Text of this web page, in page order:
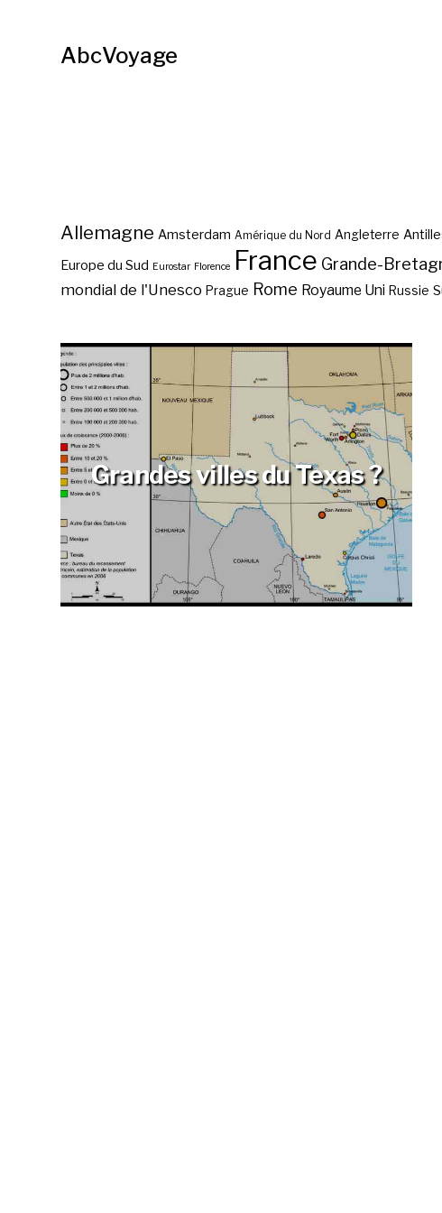
AbcVoyage
Allemagne Amsterdam Amérique du Nord Angleterre
Europe du Sud Eurostar Florence France Grande-
mondial de l'Unesco Prague Rome Royaume Uni Russie
Grandes villes du Texas ?